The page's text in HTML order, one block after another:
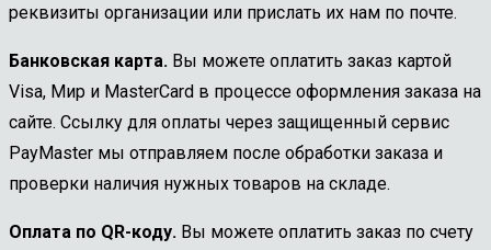
реквизиты организации или прислать их нам по почте.
Банковская карта. Вы можете оплатить заказ картой
Visa, Мир и MasterCard в процессе оформления заказа на
сайте. Ссылку для оплаты через защищенный сервис
PayMaster мы отправляем после обработки заказа и
проверки наличия нужных товаров на складе.
Оплата по QR-коду. Вы можете оплатить заказ по счету